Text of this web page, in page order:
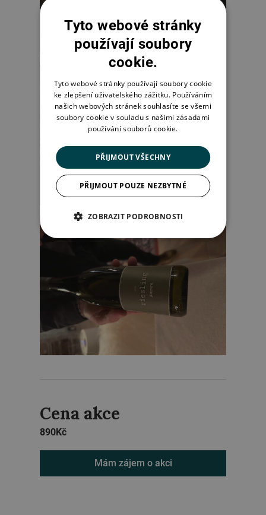
Cena akce
890Kč
Mám zájem o akci
Tyto webové stránky
používají soubory
cookie.
Tyto webové stránky používají soubory cookie
ke zlepšení uživatelského zážitku. Používáním
našich webových stránek souhlasíte se všemi
soubory cookie v souladu s našimi zásadami
používání souborů cookie.
PŘIJMOUT VŠECHNY
PŘIJMOUT POUZE NEZBYTNÉ
ZOBRAZIT PODROBNOSTI